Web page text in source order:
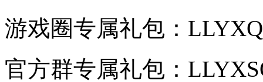
游戏圈专属礼包：
官方群专属礼包：